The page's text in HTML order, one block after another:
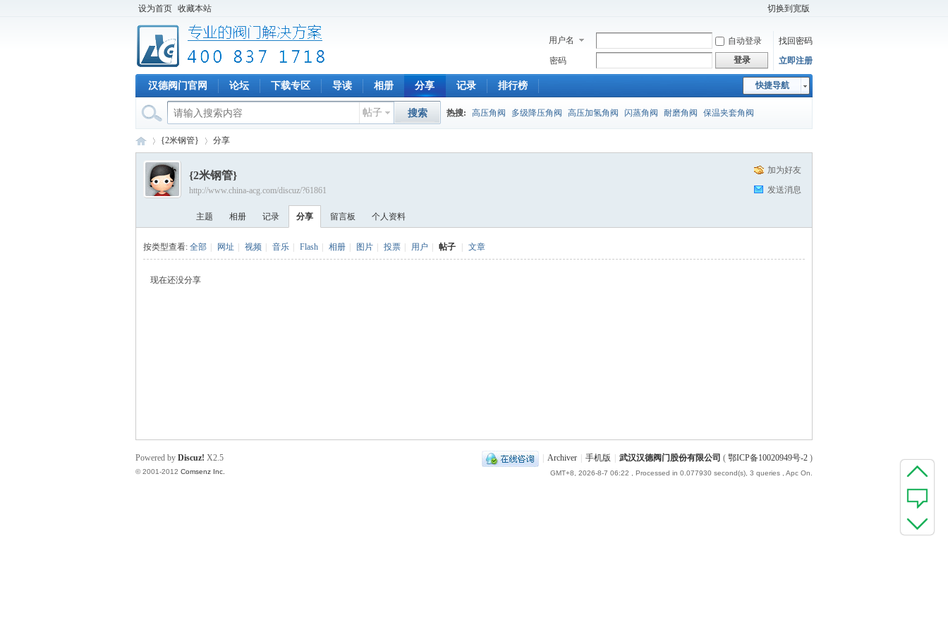
设为首页 收藏本站 切换到宽版
用户名 自动登录
找回密码
密码
登录 立即注册
快捷导航
汉德阀门官网 论坛 下载专区 导读 相册 分享 记录 排行榜
帖子 搜索 热搜: 高压角阀 多级降压角阀 高压加氢角阀 闪蒸角阀 耐磨角阀 保温夹套角阀
›
{2米钢管} 分享
加为好友
发送消息
{2米钢管}
http://www.china-acg.com/discuz/?61861
主题 相册 记录 分享 留言板 个人资料
按类型查看: 全部 网址 视频 音乐 Flash 相册 图片 投票 用户 帖子 文章
现在还没分享
Archiver 手机版 武汉汉德阀门股份有限公司 ( 鄂ICP备10020949号-2 )
GMT+8, 2026-8-7 06:22 , Processed in 0.077930 second(s), 3 queries , Apc On.
Powered by Discuz! X2.5
© 2001-2012 Comsenz Inc.